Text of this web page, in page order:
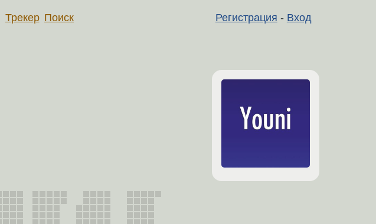
Регистрация - Вход
Трекер Поиск